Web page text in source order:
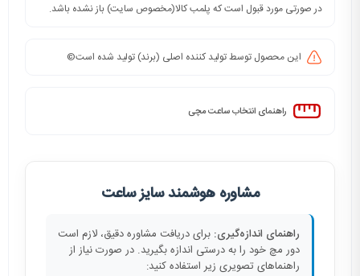
در صورتی مورد قبول است که پلمب کالا(مخصوص سایت) باز نشده باشد.
این محصول توسط تولید کننده اصلی (برند) تولید شده است©️
راهنمای انتخاب ساعت مچی
مشاوره هوشمند سایز ساعت
راهنمای اندازه‌گیری: برای دریافت مشاوره دقیق، لازم است
دور مچ خود را به درستی اندازه بگیرید. در صورت نیاز از
راهنماهای تصویری زیر استفاده کنید: